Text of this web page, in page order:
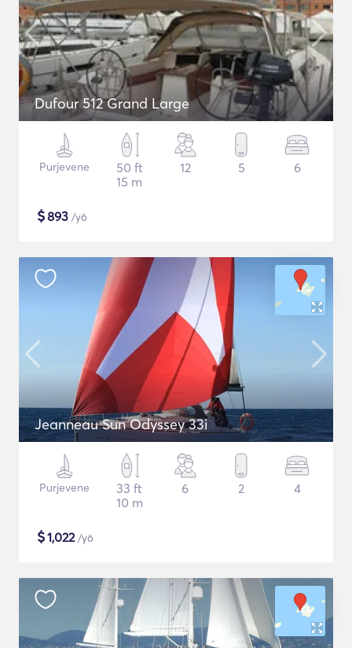
Dufour 512 Grand Large
Purjevene
50 ft
15 m
12 5 6
$893 /yö
Jeanneau Sun Odyssey 33i
Purjevene
33 ft
10 m
6 2 4
$1,022/yö